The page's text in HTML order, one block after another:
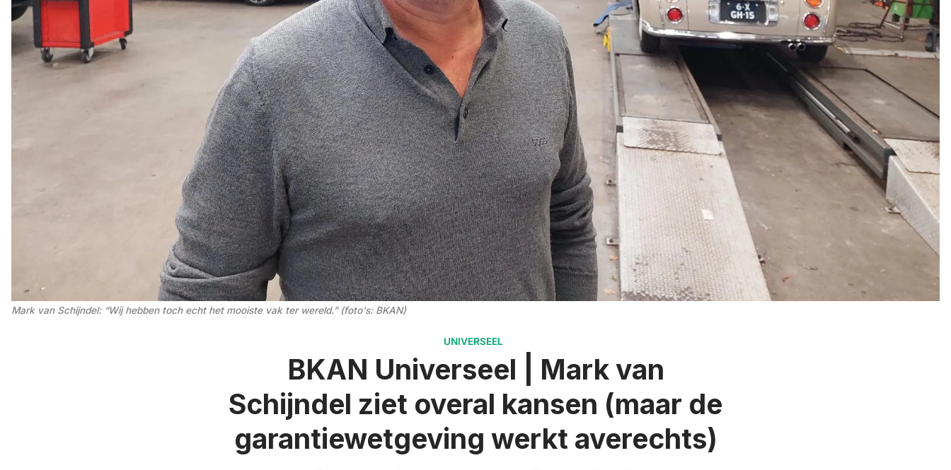
UNIVERSEEL
BKAN Universeel | Mark van
Schijndel ziet overal kansen (maar de
garantiewetgeving werkt averechts)
Mark van Schijndel: “Wij hebben toch echt het mooiste vak ter wereld.” (foto's: BKAN)